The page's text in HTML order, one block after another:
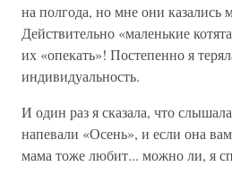
на полгода, но мне они казались
Действительно «маленькие
их «опекать»! Постепенно я
индивидуальность.
И один раз я сказала, что
напевали «Осень», и если она
мама тоже любит... можно ли, я